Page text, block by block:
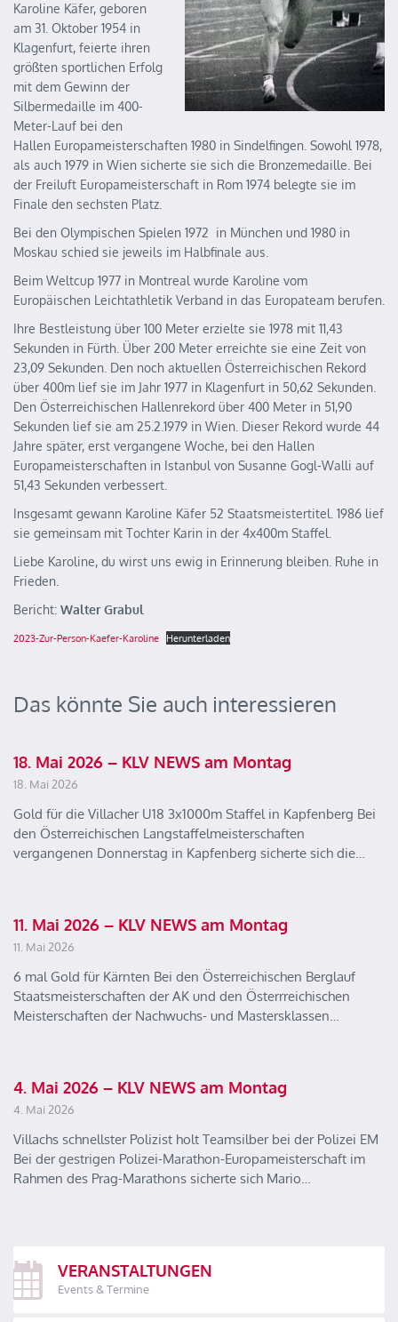
Karoline Käfer, geboren
am 31. Oktober 1954 in
Klagenfurt, feierte ihren
größten sportlichen Erfolg
mit dem Gewinn der
Silbermedaille im 400-
Meter-Lauf bei den
Hallen Europameisterschaften 1980 in Sindelfingen. Sowohl 1978,
als auch 1979 in Wien sicherte sie sich die Bronzemedaille. Bei
der Freiluft Europameisterschaft in Rom 1974 belegte sie im
Finale den sechsten Platz.
Bei den Olympischen Spielen 1972 in München und 1980 in
Moskau schied sie jeweils im Halbfinale aus.
Beim Weltcup 1977 in Montreal wurde Karoline vom
Europäischen Leichtathletik Verband in das Europateam berufen.
Ihre Bestleistung über 100 Meter erzielte sie 1978 mit 11,43
Sekunden in Fürth. Über 200 Meter erreichte sie eine Zeit von
23,09 Sekunden. Den noch aktuellen Österreichischen Rekord
über 400m lief sie im Jahr 1977 in Klagenfurt in 50,62 Sekunden.
Den Österreichischen Hallenrekord über 400 Meter in 51,90
Sekunden lief sie am 25.2.1979 in Wien. Dieser Rekord wurde 44
Jahre später, erst vergangene Woche, bei den Hallen
Europameisterschaften in Istanbul von Susanne Gogl-Walli auf
51,43 Sekunden verbessert.
Insgesamt gewann Karoline Käfer 52 Staatsmeistertitel. 1986 lief
sie gemeinsam mit Tochter Karin in der 4x400m Staffel.
Liebe Karoline, du wirst uns ewig in Erinnerung bleiben. Ruhe in
Frieden.
Bericht: Walter Grabul
2023-Zur-Person-Kaefer-Karoline Herunterladen
Das könnte Sie auch interessieren
18. Mai 2026 – KLV NEWS am Montag
18. Mai 2026
Gold für die Villacher U18 3x1000m Staffel in Kapfenberg Bei
den Österreichischen Langstaffelmeisterschaften
vergangenen Donnerstag in Kapfenberg sicherte sich die…
11. Mai 2026 – KLV NEWS am Montag
11. Mai 2026
6 mal Gold für Kärnten Bei den Österreichischen Berglauf
Staatsmeisterschaften der AK und den Österrreichischen
Meisterschaften der Nachwuchs- und Mastersklassen…
4. Mai 2026 – KLV NEWS am Montag
4. Mai 2026
Villachs schnellster Polizist holt Teamsilber bei der Polizei EM
Bei der gestrigen Polizei-Marathon-Europameisterschaft im
Rahmen des Prag-Marathons sicherte sich Mario…
VERANSTALTUNGEN
Events & Termine